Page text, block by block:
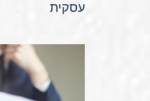
עסקית